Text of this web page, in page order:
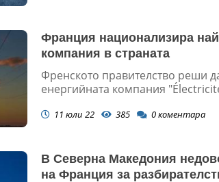
Франция национализира
компания в страната
Френското правителство реши
енергийната компания
11 юли 22 385 0коментара
В Северна Македония
на Франция за